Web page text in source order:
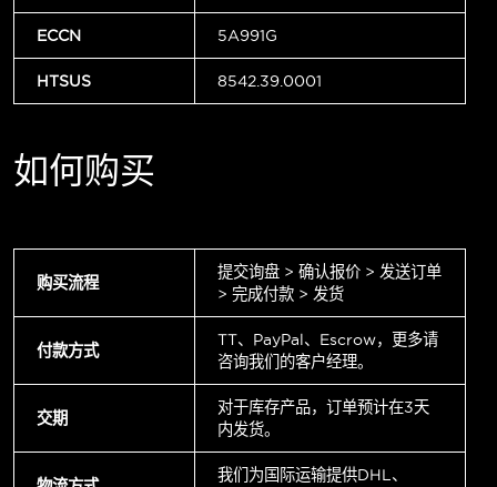
ECCN 5A991G
HTSUS 8542.39.0001
如何购买
购买流程
提交询盘 > 确认报价 > 发送订单
> 完成付款 > 发货
付款方式
TT、PayPal、Escrow，更多请
咨询我们的客户经理。
交期
对于库存产品，订单预计在3天
内发货。
我们为国际运输提供DHL、